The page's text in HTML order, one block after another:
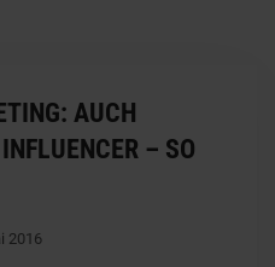
AUCH
– SO
2016